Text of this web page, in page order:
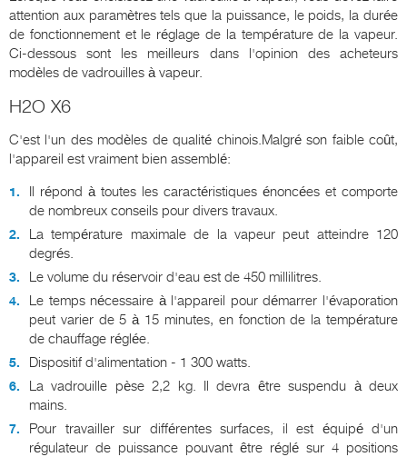
attention aux paramètres tels que la puissance, le poids, la durée
de fonctionnement et le réglage de la température de la vapeur.
Ci-dessous sont les meilleurs dans l'opinion des acheteurs
modèles de vadrouilles à vapeur.
H2O X6
C'est l'un des modèles de qualité chinois.Malgré son faible coût,
l'appareil est vraiment bien assemblé:
Il répond à toutes les caractéristiques énoncées et comporte
de nombreux conseils pour divers travaux.
La température maximale de la vapeur peut atteindre 120
degrés.
Le volume du réservoir d'eau est de 450 millilitres.
Le temps nécessaire à l'appareil pour démarrer l'évaporation
peut varier de 5 à 15 minutes, en fonction de la température
de chauffage réglée.
Dispositif d'alimentation - 1 300 watts.
La vadrouille pèse 2,2 kg. Il devra être suspendu à deux
mains.
Pour travailler sur différentes surfaces, il est équipé d'un
régulateur de puissance pouvant être réglé sur 4 positions